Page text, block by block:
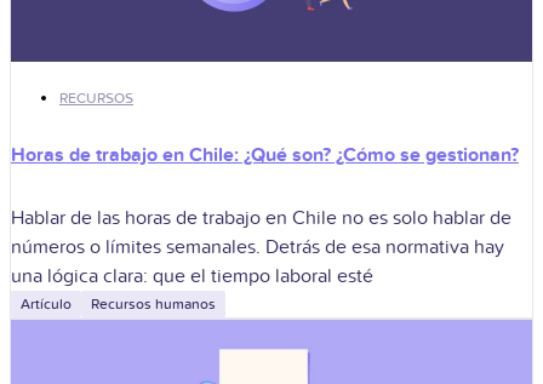
RECURSOS
Horas de trabajo en Chile: ¿Qué son? ¿Cómo se gestionan?
Hablar de las horas de trabajo en Chile no es solo hablar de
números o límites semanales. Detrás de esa normativa hay
una lógica clara: que el tiempo laboral esté
Artículo Recursos humanos